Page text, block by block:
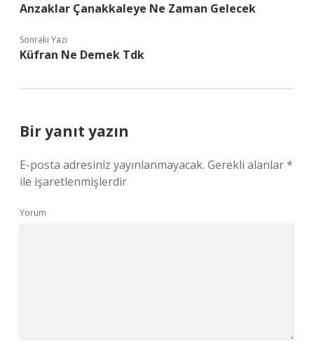
Anzaklar Çanakkaleye Ne Zaman Gelecek
Sonraki Yazı
Küfran Ne Demek Tdk
Bir yanıt yazın
E-posta adresiniz yayınlanmayacak. Gerekli alanlar*
ile işaretlenmişlerdir
Yorum